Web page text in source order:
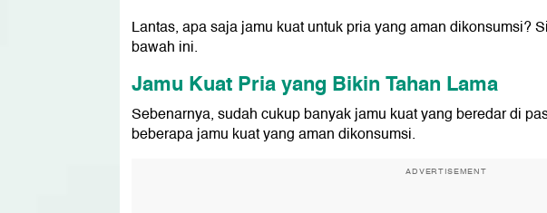
Lantas, apa saja jamu kuat untuk pria yang aman dikonsumsi?
bawah ini.
Jamu Kuat Pria yang Bikin Tahan Lama
Sebenarnya, sudah cukup banyak jamu kuat yang beredar di
beberapa jamu kuat yang aman dikonsumsi.
ADVERTISEMENT